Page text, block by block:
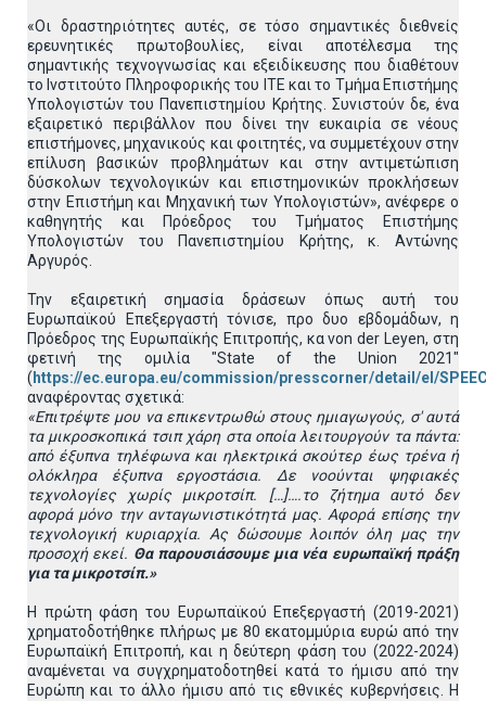
«Οι δραστηριότητες αυτές, σε τόσο σημαντικές διεθνείς
ερευνητικές πρωτοβουλίες, είναι αποτέλεσμα της
σημαντικής τεχνογνωσίας και εξειδίκευσης που διαθέτουν
το Ινστιτούτο Πληροφορικής του ΙΤΕ και το Τμήμα Επιστήμης
Υπολογιστών του Πανεπιστημίου Κρήτης. Συνιστούν δε, ένα
εξαιρετικό περιβάλλον που δίνει την ευκαιρία σε νέους
επιστήμονες, μηχανικούς και φοιτητές, να συμμετέχουν στην
επίλυση βασικών προβλημάτων και στην αντιμετώπιση
δύσκολων τεχνολογικών και επιστημονικών προκλήσεων
στην Επιστήμη και Μηχανική των Υπολογιστών», ανέφερε ο
καθηγητής και Πρόεδρος του Τμήματος Επιστήμης
Υπολογιστών του Πανεπιστημίου Κρήτης, κ. Αντώνης
Αργυρός.
Την εξαιρετική σημασία δράσεων όπως αυτή του
Ευρωπαϊκού Επεξεργαστή τόνισε, προ δυο εβδομάδων, η
Πρόεδρος της Ευρωπαϊκής Επιτροπής, κα von der Leyen, στη
φετινή της ομιλία "State of the Union 2021"
( https://ec.europa.eu/commission/presscorner/detail/el/
αναφέροντας σχετικά:
«Επιτρέψτε μου να επικεντρωθώ στους ημιαγωγούς, σ' αυτά
τα μικροσκοπικά τσιπ χάρη στα οποία λειτουργούν τα πάντα:
από έξυπνα τηλέφωνα και ηλεκτρικά σκούτερ έως τρένα ή
ολόκληρα έξυπνα εργοστάσια. Δε νοούνται ψηφιακές
τεχνολογίες χωρίς μικροτσίπ. […]….το ζήτημα αυτό δεν
αφορά μόνο την ανταγωνιστικότητά μας. Αφορά επίσης την
τεχνολογική κυριαρχία. Ας δώσουμε λοιπόν όλη μας την
προσοχή εκεί. Θα παρουσιάσουμε μια νέα ευρωπαϊκή πράξη
για τα μικροτσίπ.»
Η πρώτη φάση του Ευρωπαϊκού Επεξεργαστή (2019-2021)
χρηματοδοτήθηκε πλήρως με 80 εκατομμύρια ευρώ από την
Ευρωπαϊκή Επιτροπή, και η δεύτερη φάση του (2022-2024)
αναμένεται να συγχρηματοδοτηθεί κατά το ήμισυ από την
Ευρώπη και το άλλο ήμισυ από τις εθνικές κυβερνήσεις. Η